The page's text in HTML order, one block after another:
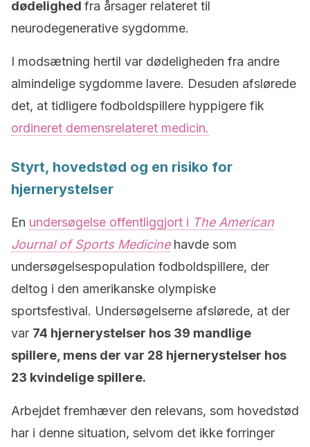
dødelighed fra årsager relateret til
neurodegenerative sygdomme.
I modsætning hertil var dødeligheden fra andre
almindelige sygdomme lavere. Desuden afslørede
det, at tidligere fodboldspillere hyppigere fik
ordineret demensrelateret medicin.
Styrt, hovedstød og en risiko for
hjernerystelser
En undersøgelse offentliggjort i The American
Journal of Sports Medicinehavde som
undersøgelsespopulation fodboldspillere, der
deltog i den amerikanske olympiske
sportsfestival. Undersøgelserne afslørede, at der
var 74 hjernerystelser hos 39 mandlige
spillere, mens der var 28 hjernerystelser hos
23 kvindelige spillere.
Arbejdet fremhæver den relevans, som hovedstød
har i denne situation, selvom det ikke forringer